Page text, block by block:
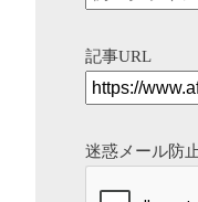
記事URL
迷惑メール防